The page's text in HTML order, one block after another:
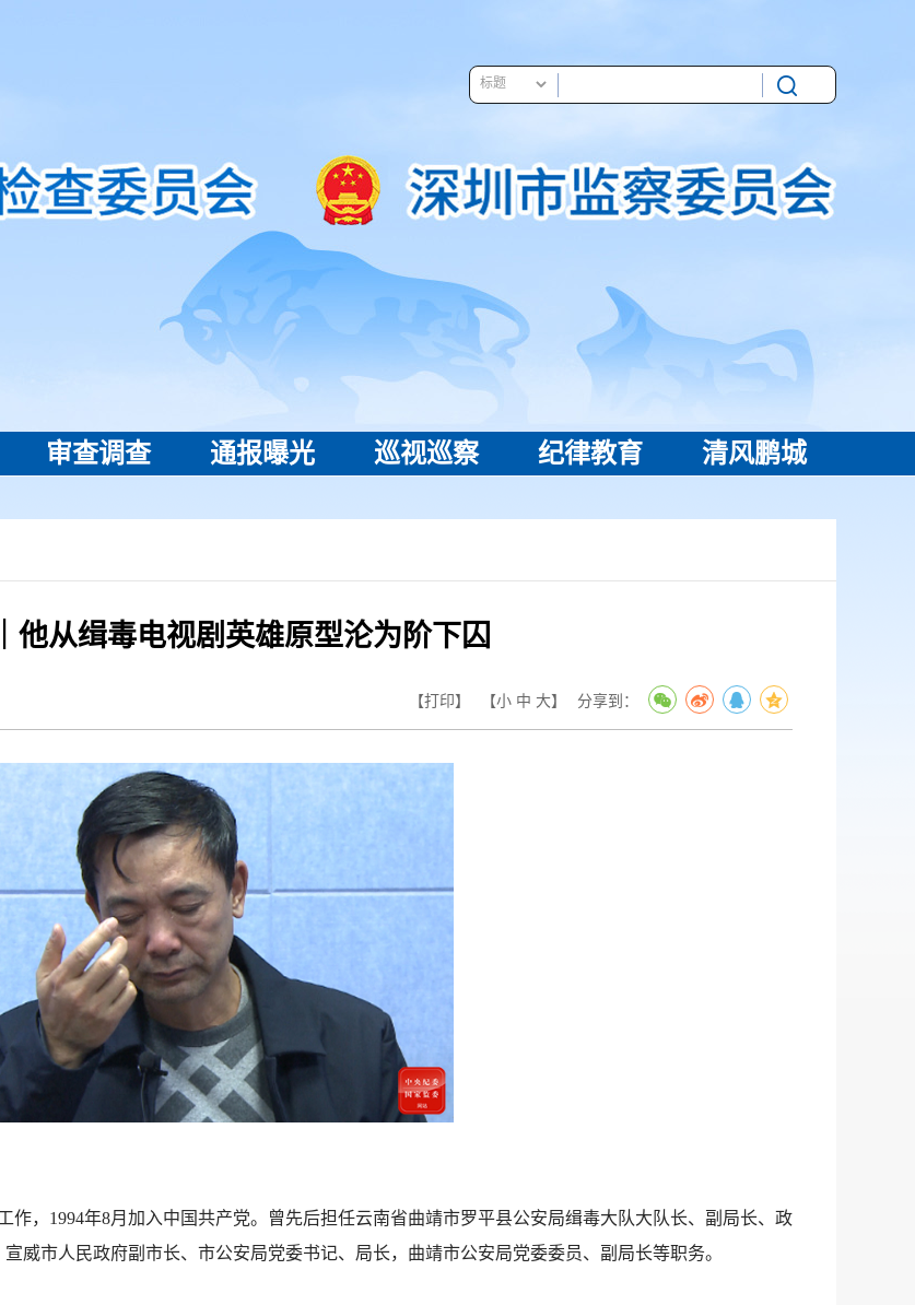
审查调查 通报曝光 巡视巡察 纪律教育 清风鹏城
他从缉毒电视剧英雄原型沦为阶下囚
【打印】 【小 中 大】 分享到：
，1994年8月加入中国共产党。曾先后担任云南省曲靖市罗平县公安局缉毒大队大队长、副局长、政
威市人民政府副市长、市公安局党委书记、局长，曲靖市公安局党委委员、副局长等职务。